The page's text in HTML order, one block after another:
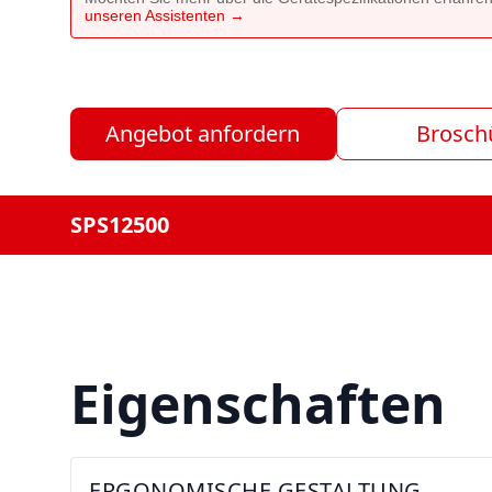
unseren Assistenten →
Angebot anfordern
SPS12500
Eigenschaften